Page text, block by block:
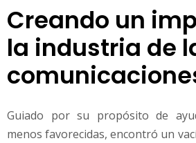
Creando un
la industria de
Guiado por su propósito de
menos favorecidas, encontró un